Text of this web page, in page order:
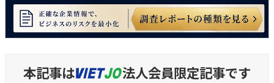
本記事は 法人会員限定記事です